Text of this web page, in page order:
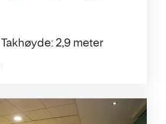
Takhøyde: 2,9 meter